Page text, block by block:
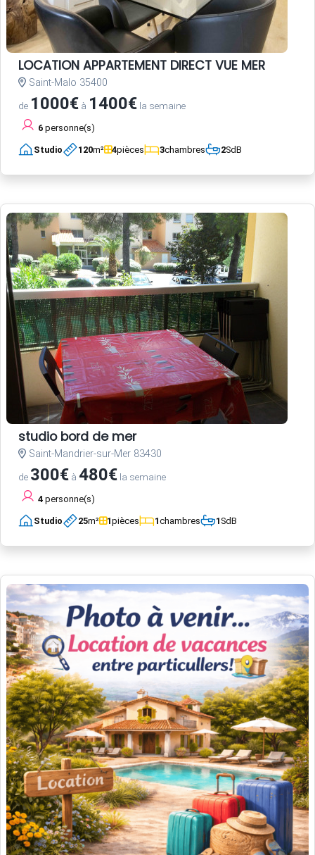
LOCATION APPARTEMENT DIRECT VUE MER
Saint-Malo 35400
de 1000€ à 1400€ la semaine
6 personne(s)
Studio 120m² 4pièces 3chambres 2SdB
studio bord de mer
Saint-Mandrier-sur-Mer 83430
de 300€ à 480€ la semaine
4 personne(s)
Studio 25m² 1pièces 1chambres 1SdB